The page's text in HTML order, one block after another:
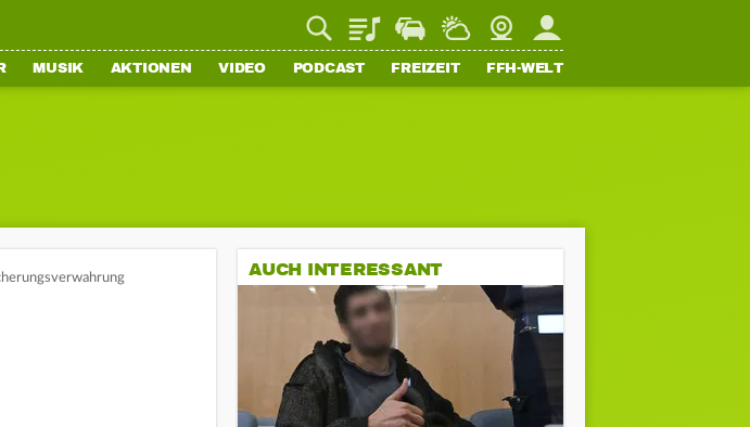
PlaylistStaupilotWetterWebcamMein FFH
MUSIK AKTIONEN VIDEO PODCAST FREIZEIT FFH-WELT
AUCH INTERESSANT